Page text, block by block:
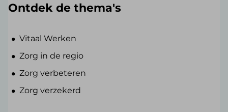
Ontdek de thema's
Vitaal Werken
Zorg in de regio
Zorg verbeteren
Zorg verzekerd